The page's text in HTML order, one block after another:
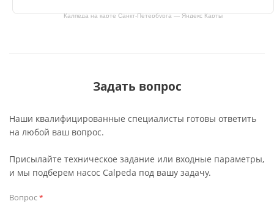
Калпеда на карте Санкт‑Петербурга — Яндекс Карты
Задать вопрос
Наши квалифицированные специалисты готовы ответить
на любой ваш вопрос.
Присылайте техническое задание или входные параметры,
и мы подберем насос Calpeda под вашу задачу.
Вопрос*